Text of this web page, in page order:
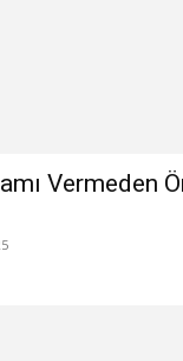
Vermeden